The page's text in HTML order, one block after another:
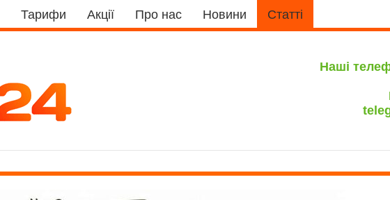
Тарифи Акції Про нас Новини Статті
Наші